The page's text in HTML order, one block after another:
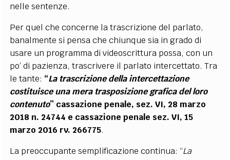
nelle sentenze.
Per quel che concerne la trascrizione del parlato,
banalmente si pensa che chiunque sia in grado di
usare un programma di videoscrittura possa, con un
po’ di pazienza, trascrivere il parlato intercettato. Tra
le tante: “La trascrizione della intercettazione
costituisce una mera trasposizione grafica del loro
contenuto” cassazione penale, sez. VI, 28 marzo
2018 n. 24744 e cassazione penale sez. VI, 15
marzo 2016 rv. 266775.
La preoccupante semplificazione continua: “La